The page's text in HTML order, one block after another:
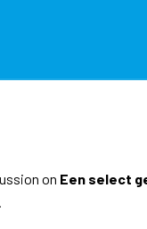
on Een select